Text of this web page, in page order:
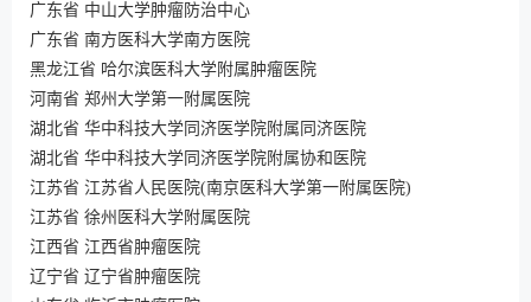
广东省 中山大学肿瘤防治中心
广东省 南方医科大学南方医院
黑龙江省 哈尔滨医科大学附属肿瘤医院
河南省 郑州大学第一附属医院
湖北省 华中科技大学同济医学院附属同济医院
湖北省 华中科技大学同济医学院附属协和医院
江苏省 江苏省人民医院(南京医科大学第一附属医院)
江苏省 徐州医科大学附属医院
江西省 江西省肿瘤医院
辽宁省 辽宁省肿瘤医院